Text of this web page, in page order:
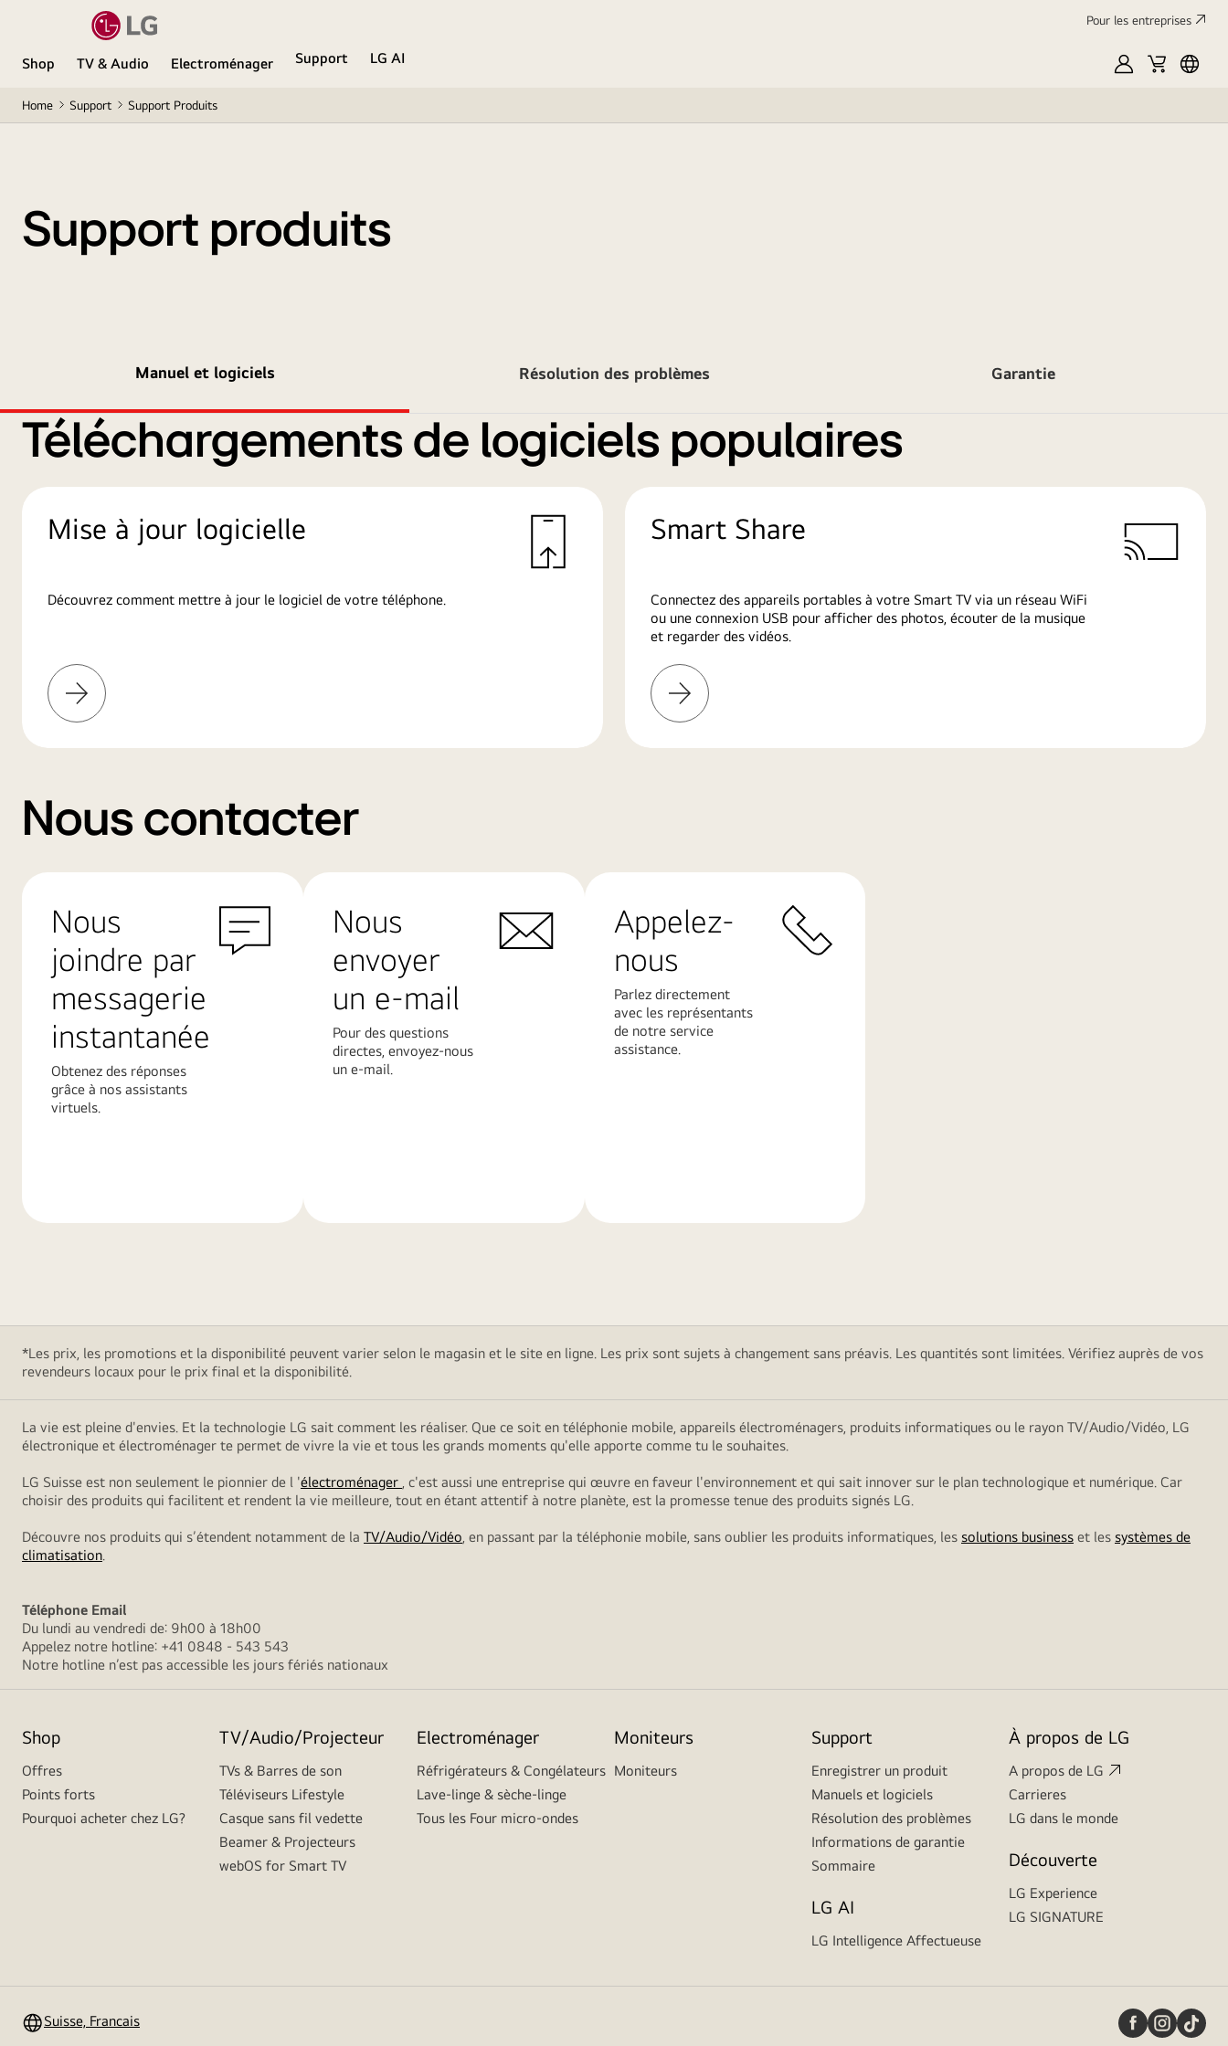
Pour les entreprises
Shop TV & Audio Electroménager Support
LG AI
Mon
Panier
Home Support Support Produits
Support produits
Manuel et logiciels Résolution des problèmes Garantie
Téléchargements de logiciels populaires
Mise à jour logicielle
Découvrez comment mettre à jour le logiciel de votre téléphone.
En
savoir
plus
Smart Share
Connectez des appareils portables à votre Smart TV via un réseau WiFi
ou une connexion USB pour afficher des photos, écouter de la musique
et regarder des vidéos.
En
savoir
plus
Nous contacter
Nous
joindre par
messagerie
instantanée
Obtenez des réponses
grâce à nos assistants
virtuels.
Nous
envoyer
un e-mail
Pour des questions
directes, envoyez-nous
un e-mail.
Appelez-
nous
Parlez directement
avec les représentants
de notre service
assistance.
*Les prix, les promotions et la disponibilité peuvent varier selon le magasin et le site en ligne. Les prix sont sujets à changement sans préavis. Les quantités sont limitées. Vérifiez auprès de vos
revendeurs locaux pour le prix final et la disponibilité.
La vie est pleine d'envies. Et la technologie LG sait comment les réaliser. Que ce soit en téléphonie mobile, appareils électroménagers, produits informatiques ou le rayon TV/Audio/Vidéo, LG
électronique et électroménager te permet de vivre la vie et tous les grands moments qu'elle apporte comme tu le souhaites.
LG Suisse est non seulement le pionnier de l 'électroménager , c'est aussi une entreprise qui œuvre en faveur l'environnement et qui sait innover sur le plan technologique et numérique. Car
choisir des produits qui facilitent et rendent la vie meilleure, tout en étant attentif à notre planète, est la promesse tenue des produits signés LG.
Découvre nos produits qui s’étendent notamment de la TV/Audio/Vidéo, en passant par la téléphonie mobile, sans oublier les produits informatiques, les solutions business et les systèmes de
climatisation.
Téléphone Email
Du lundi au vendredi de: 9h00 à 18h00
Appelez notre hotline: +41 0848 - 543 543
Notre hotline n’est pas accessible les jours fériés nationaux
Shop
Offres
Points forts
Pourquoi acheter chez LG?
TV/Audio/Projecteur
TVs & Barres de son
Téléviseurs Lifestyle
Casque sans fil vedette
Beamer & Projecteurs
webOS for Smart TV
Electroménager
Réfrigérateurs & Congélateurs
Lave-linge & sèche-linge
Tous les Four micro-ondes
Moniteurs
Moniteurs
Support
Enregistrer un produit
Manuels et logiciels
Résolution des problèmes
Informations de garantie
Sommaire
LG AI
LG Intelligence Affectueuse
À propos de LG
A propos de LG
Carrieres
LG dans le monde
Découverte
LG Experience
LG SIGNATURE
Suisse, Francais